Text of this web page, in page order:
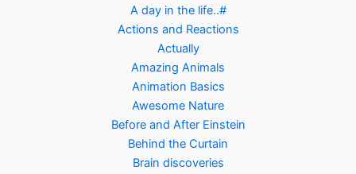
A day in the life..#
Actions and Reactions
Actually
Amazing Animals
Animation Basics
Awesome Nature
Before and After Einstein
Behind the Curtain
Brain discoveries